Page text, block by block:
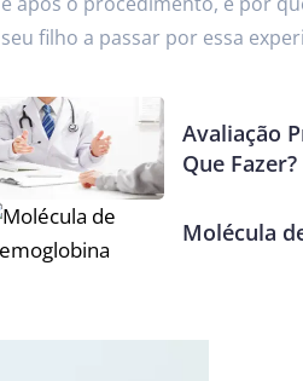
seu filho a passar por essa
Avaliação
Que Fazer?
Molécula